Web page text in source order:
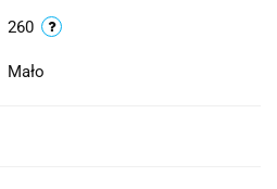
260
Mało